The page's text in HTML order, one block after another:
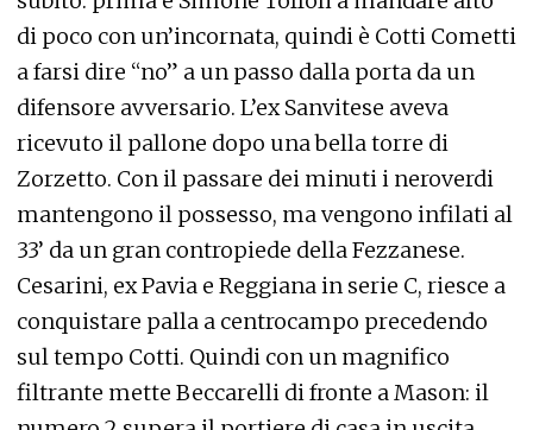
di poco con un’incornata, quindi è Cotti Cometti
a farsi dire “no” a un passo dalla porta da un
difensore avversario. L’ex Sanvitese aveva
ricevuto il pallone dopo una bella torre di
Zorzetto. Con il passare dei minuti i neroverdi
mantengono il possesso, ma vengono infilati al
33’ da un gran contropiede della Fezzanese.
Cesarini, ex Pavia e Reggiana in serie C, riesce a
conquistare palla a centrocampo precedendo
sul tempo Cotti. Quindi con un magnifico
filtrante mette Beccarelli di fronte a Mason: il